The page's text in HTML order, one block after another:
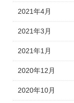
2021年4月
2021年3月
2021年1月
2020年12月
2020年10月